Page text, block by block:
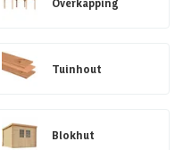
Tuinhout
Blokhut